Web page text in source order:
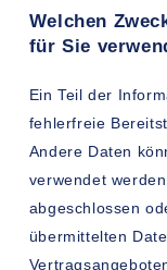
Welchen
für Sie
Ein Teil der
fehlerfreie
Andere Daten
verwendet
abgeschlossen
übermittelten